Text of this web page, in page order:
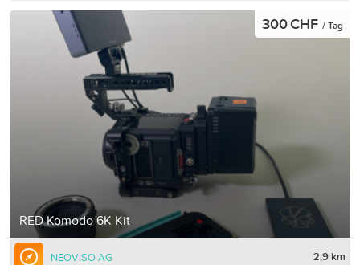
RED Komodo 6K Kit
300 CHF / Tag
NEOVISO AG 2,9 km